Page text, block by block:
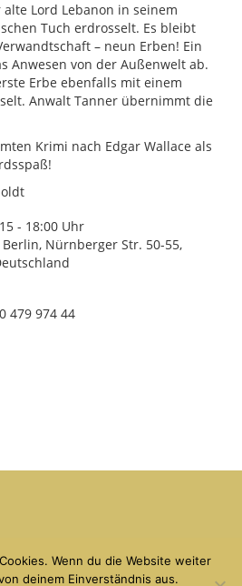
Lord Lebanon in seinem
Tuch erdrosselt. Es bleibt
– neun Erben! Ein
Anwesen von der Außenwelt ab.
Erbe ebenfalls mit einem
Anwalt Tanner übernimmt die
Krimi nach Edgar Wallace als
- 18:00 Uhr
Nürnberger Str. 50-55,
479 974 44
|Impressum| Datenschutz
Wenn du die Website weiter
deinem Einverständnis aus.